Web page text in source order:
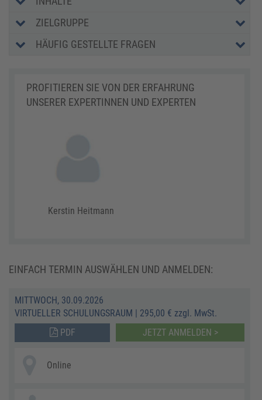
ZIELGRUPPE
HÄUFIG GESTELLTE FRAGEN
PROFITIEREN SIE VON DER ERFAHRUNG
UNSERER EXPERTINNEN UND EXPERTEN
Kerstin Heitmann
EINFACH TERMIN AUSWÄHLEN UND ANMELDEN:
MITTWOCH, 30.09.2026
VIRTUELLER SCHULUNGSRAUM
295,00 € zzgl. MwSt.
PDF
JETZT ANMELDEN >
Online